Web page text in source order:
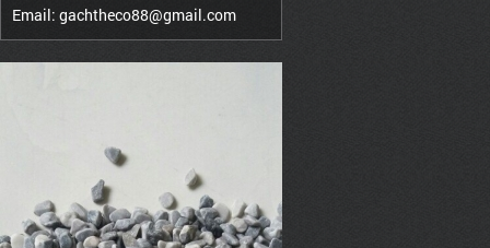
Email: gachtheco88@gmail.com